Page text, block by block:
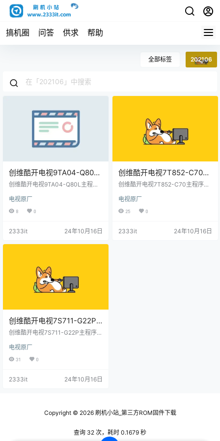
搞机圈 问答 供求 帮助
全部标签 202106
创维酷开电视9TA04-Q80L
主程序、PKG包和引导程
刷机包
创维酷开电视9TA04-Q80L主程
厂程序U盘数据刷机包
电视原厂
8 0
2333it 24年10月16日
创维酷开电视7T852-C70主
程序OTA包-202106原厂程
创维酷开电视7T852-C70主程序OT
包
电视原厂
25 0
2333it 24年10月16日
创维酷开电视7S711-G22P
主程序OTA包和bin
刷机包
创维酷开电视7S711-G22P主程序O
数据刷机包
电视原厂
31 0
2333it 24年10月16日
Copyright © 2026刷机小站_第三方ROM固件下载
查询 32 次，耗时 0.1679 秒